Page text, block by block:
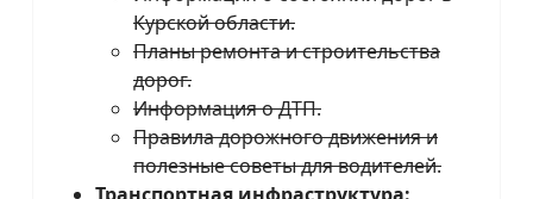
Курской области.
Планы ремонта и строительства
дорог.
Информация о ДТП.
Правила дорожного движения и
полезные советы для водителей.